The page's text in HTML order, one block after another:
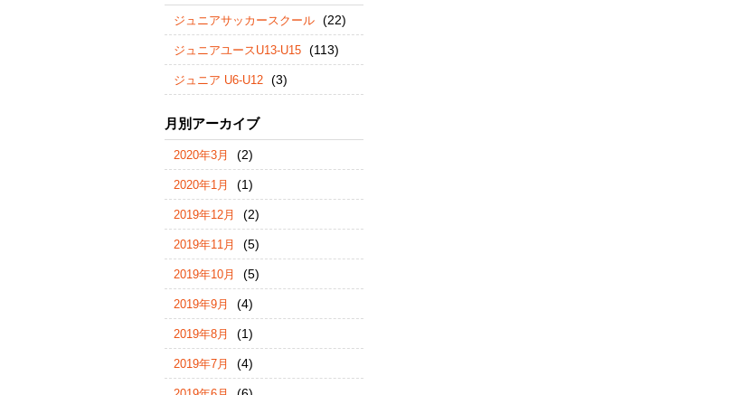
ジュニアサッカースクール (22)
ジュニアユースU13-U15 (113)
ジュニア U6-U12 (3)
月別アーカイブ
2020年3月 (2)
2020年1月 (1)
2019年12月 (2)
2019年11月 (5)
2019年10月 (5)
2019年9月 (4)
2019年8月 (1)
2019年7月 (4)